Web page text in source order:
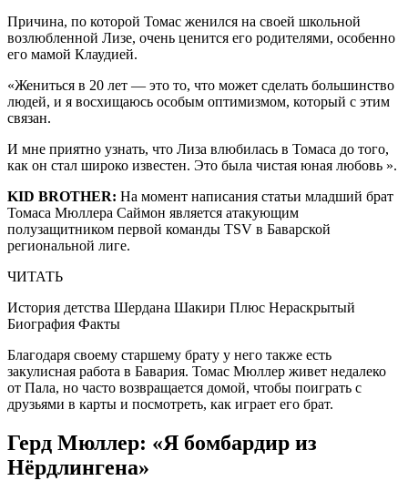
Причина, по которой Томас женился на своей школьной
возлюбленной Лизе, очень ценится его родителями, особенно
его мамой Клаудией.
«Жениться в 20 лет — это то, что может сделать большинство
людей, и я восхищаюсь особым оптимизмом, который с этим
связан.
И мне приятно узнать, что Лиза влюбилась в Томаса до того,
как он стал широко известен. Это была чистая юная любовь ».
KID BROTHER: На момент написания статьи младший брат
Томаса Мюллера Саймон является атакующим
полузащитником первой команды TSV в Баварской
региональной лиге.
ЧИТАТЬ
История детства Шердана Шакири Плюс Нераскрытый
Биография Факты
Благодаря своему старшему брату у него также есть
закулисная работа в Бавария. Томас Мюллер живет недалеко
от Пала, но часто возвращается домой, чтобы поиграть с
друзьями в карты и посмотреть, как играет его брат.
Герд Мюллер: «Я бомбардир из
Нёрдлингена»